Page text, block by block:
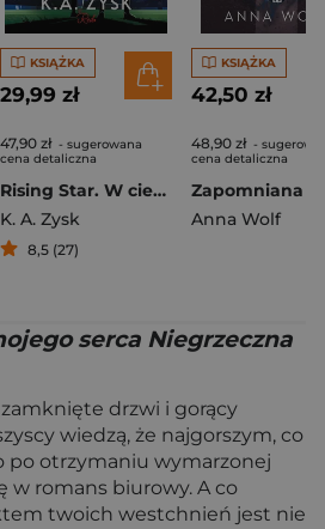
KSIĄŻKA
29,99 zł
47,90 zł - sugerowana
cena detaliczna
Rising Star. W cieniu jego sławy
K. A. Zysk
8,5 (27)
KSIĄŻKA
42,50 zł
48,90 zł -
cena detaliczna
Anna Wolf
serca Niegrzeczna
drzwi i gorący
wiedzą, że najgorszym, co
po otrzymaniu wymarzonej
w romans biurowy. A co
twoich westchnień jest nie